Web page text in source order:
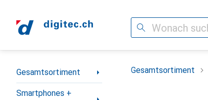
Suche
Navigation nach Kategorien
Gesamtsortiment
Smartphones +
Gesamtsortiment